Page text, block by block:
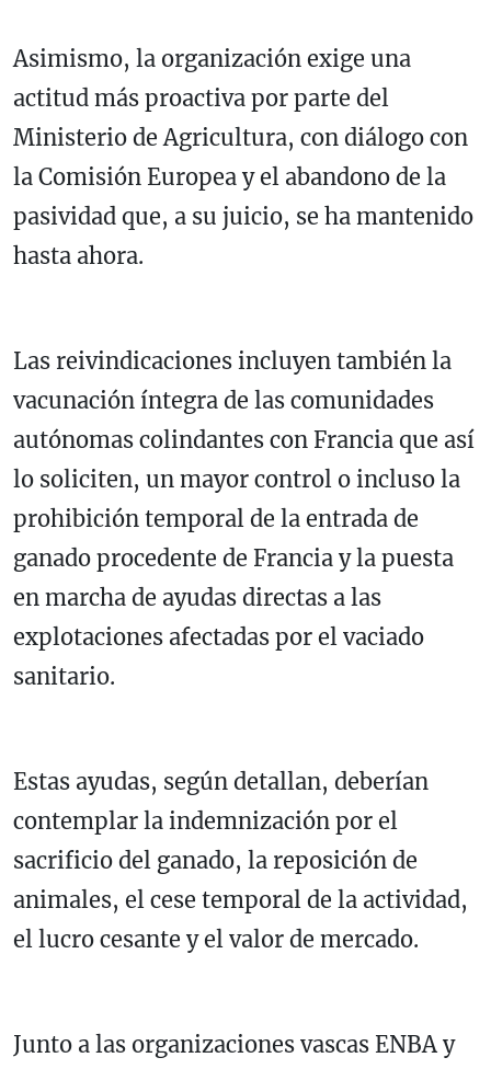
Asimismo, la organización exige una
actitud más proactiva por parte del
Ministerio de Agricultura, con diálogo con
la Comisión Europea y el abandono de la
pasividad que, a su juicio, se ha mantenido
hasta ahora.
Las reivindicaciones incluyen también la
vacunación íntegra de las comunidades
autónomas colindantes con Francia que así
lo soliciten, un mayor control o incluso la
prohibición temporal de la entrada de
ganado procedente de Francia y la puesta
en marcha de ayudas directas a las
explotaciones afectadas por el vaciado
sanitario.
Estas ayudas, según detallan, deberían
contemplar la indemnización por el
sacrificio del ganado, la reposición de
animales, el cese temporal de la actividad,
el lucro cesante y el valor de mercado.
Junto a las organizaciones vascas ENBA y